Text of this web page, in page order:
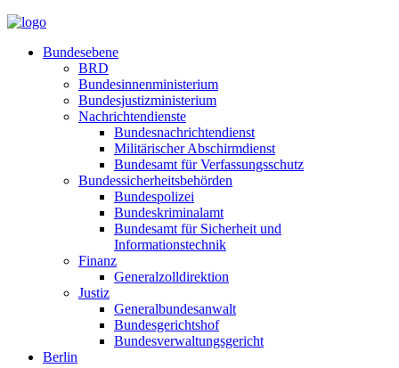
Bundesebene
BRD
Bundesinnenministerium
Bundesjustizministerium
Nachrichtendienste
Bundesnachrichtendienst
Militärischer Abschirmdienst
Bundesamt für Verfassungsschutz
Bundessicherheitsbehörden
Bundespolizei
Bundeskriminalamt
Bundesamt für Sicherheit und
Informationstechnik
Finanz
Generalzolldirektion
Justiz
Generalbundesanwalt
Bundesgerichtshof
Bundesverwaltungsgericht
Berlin